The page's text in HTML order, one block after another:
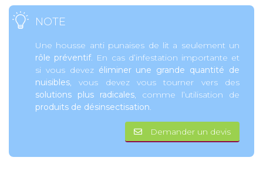
NOTE
Une housse anti punaises de lit a seulement un
rôle préventif. En cas d’infestation importante et
si vous devez éliminer une grande quantité de
nuisibles, vous devez vous tourner vers des
solutions plus radicales, comme l’utilisation de
produits de désinsectisation.
Demander un devis